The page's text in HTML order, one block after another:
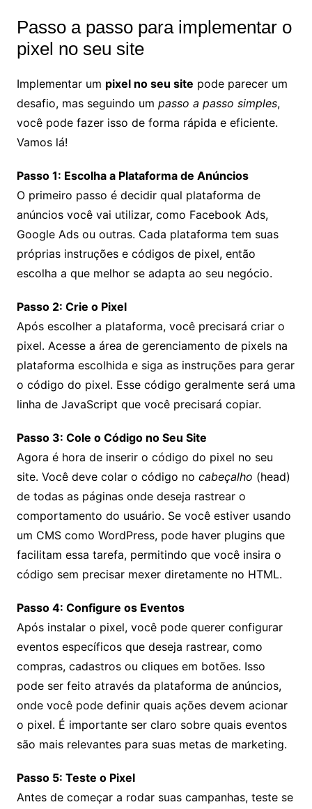
Passo a passo para implementar o
pixel no seu site
Implementar um pixel no seu site pode parecer um
desafio, mas seguindo um passo a passo simples,
você pode fazer isso de forma rápida e eficiente.
Vamos lá!
Passo 1: Escolha a Plataforma de Anúncios
O primeiro passo é decidir qual plataforma de
anúncios você vai utilizar, como Facebook Ads,
Google Ads ou outras. Cada plataforma tem suas
próprias instruções e códigos de pixel, então
escolha a que melhor se adapta ao seu negócio.
Passo 2: Crie o Pixel
Após escolher a plataforma, você precisará criar o
pixel. Acesse a área de gerenciamento de pixels na
plataforma escolhida e siga as instruções para gerar
o código do pixel. Esse código geralmente será uma
linha de JavaScript que você precisará copiar.
Passo 3: Cole o Código no Seu Site
Agora é hora de inserir o código do pixel no seu
site. Você deve colar o código no cabeçalho (head)
de todas as páginas onde deseja rastrear o
comportamento do usuário. Se você estiver usando
um CMS como WordPress, pode haver plugins que
facilitam essa tarefa, permitindo que você insira o
código sem precisar mexer diretamente no HTML.
Passo 4: Configure os Eventos
Após instalar o pixel, você pode querer configurar
eventos específicos que deseja rastrear, como
compras, cadastros ou cliques em botões. Isso
pode ser feito através da plataforma de anúncios,
onde você pode definir quais ações devem acionar
o pixel. É importante ser claro sobre quais eventos
são mais relevantes para suas metas de marketing.
Passo 5: Teste o Pixel
Antes de começar a rodar suas campanhas, teste se